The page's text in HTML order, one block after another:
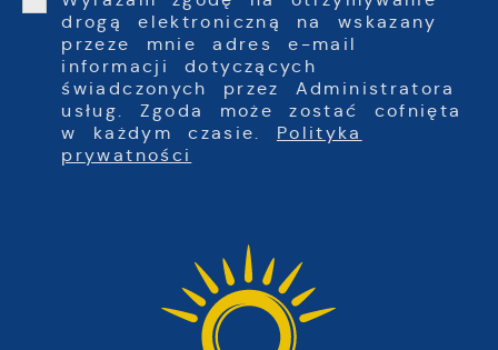
drogą elektroniczną na wskazany
przeze mnie adres e-mail
informacji dotyczących
świadczonych przez Administratora
usług. Zgoda może zostać cofnięta
w każdym czasie. Polityka
prywatności